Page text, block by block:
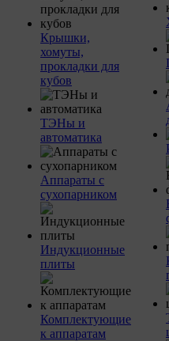
Крышки,
хомуты,
прокладки для
кубов
ТЭНы и
автоматика
Аппараты с
сухопарником
Индукционные
плиты
Комплектующие
к аппаратам